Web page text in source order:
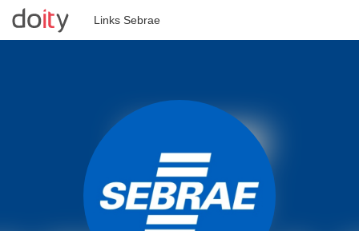
Links Sebrae
Todos os eventos
Entrar
Crie seu evento